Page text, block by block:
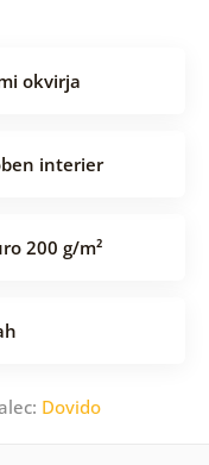
okvirja
interier
200 g/m²
Dovido